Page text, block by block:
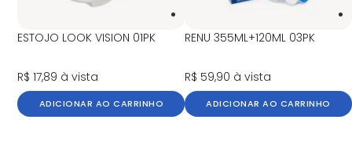
ESTOJO LOOK VISION 01PK
R$ 17,89 à vista
ADICIONAR AO CARRINHO
RENU 355ML+120ML 03PK
R$ 59,90 à vista
ADICIONAR AO CARRINHO